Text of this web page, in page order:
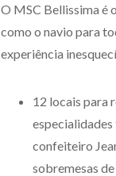
O MSC Bellissima é
como o navio para
experiência
12 locais para
confeiteiro
sobremesas